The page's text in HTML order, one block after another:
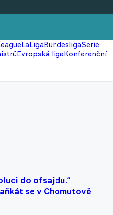
LaLigaBundesligaSerie
Evropská ligaKonferenční
do ofsajdu.“
se v Chomutově